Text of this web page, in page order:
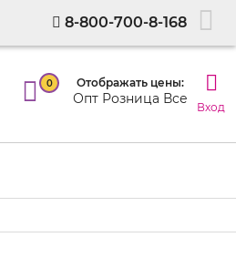
8-800-700-8-168
0 Отображать цены:
Опт Розница Все Вход